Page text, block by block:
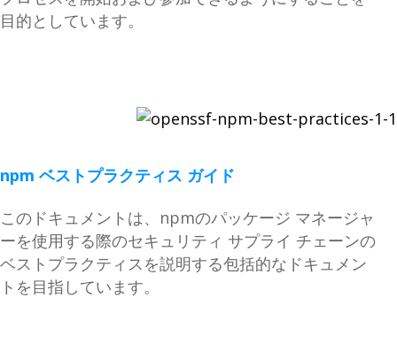
目的としています。
npm ベストプラクティス ガイド
このドキュメントは、npmのパッケージ マネージャ
ーを使用する際のセキュリティ サプライ チェーンの
ベストプラクティスを説明する包括的なドキュメン
トを目指しています。